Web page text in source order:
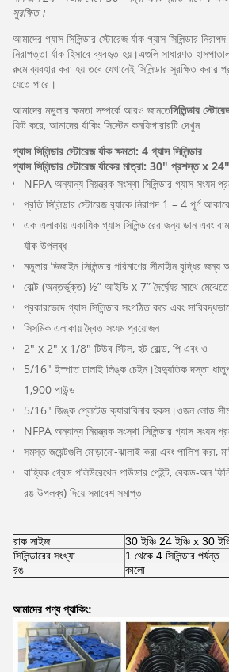
সুরক্ষিত।
আমাদের গ্যাস সিলিন্ডার স্টোরেজ র্যাক গ্যাস সিলিন্ডার
নিরাপত্তা র্যাক হিসাবে ব্যবহৃত হয়।এগুলি সাধারণত
রুমে ব্যবহার করা হয় তবে যেখানেই সিলিন্ডার সুরক্ষিত করার
যেতে পারে।
আমাদের মডুলার ক্ষমতা সম্পর্কে আরও জানতেসিলিন্ডার
ফিট করে, আমাদের র্যাকিং সিস্টেম কনফিগারারটি দেখুন
গ্যাস সিলিন্ডার স্টোরেজ র্যাক ক্ষমতা: 4 গ্যাস সিলিন্ডার
গ্যাস সিলিন্ডার স্টোরেজ র্যাকের মাত্রা: 30" প্রশস্ত x
NFPA অন্যান্য নিয়ন্ত্রক সংস্থা সিলিন্ডার গ্যাস সংযম
প্রতি সিলিন্ডার স্টোরেজ র‌্যাকে নিরাপদ 1 – 4 পূর্ণ
এক এলাকায় একাধিক গ্যাস সিলিন্ডারের জন্য ডান এবং
র্যাক উপলব্ধ
মডুলার ডিজাইন সিলিন্ডার পরিমাণের সীমাহীন বৃদ্ধির জন্য
বোল্ট (অন্তর্ভুক্ত) ½” আইডি x 7” দৈর্ঘ্যের সাথে
প্রকারভেদে গ্যাস সিলিন্ডার সংগঠিত করে এবং
সিসমিক এলাকায় দ্বৈত সংযম প্রয়োজন
2" x 2" x 1/8" টিউব স্টিল, হট রোল্ড, পি এবং ও
5/16" ইস্পাত ঢালাই লিঙ্ক চেইন।বৈদ্যুতিক দস্তা
1,900 পাউন্ড
5/16" জিঙ্ক প্লেটেড ক্যারাবিনার হুকস।ওজন লোড
NFPA অন্যান্য নিয়ন্ত্রক সংস্থা সিলিন্ডার গ্যাস সংযম
সমস্ত জয়েন্টগুলি মোড়ানো-ঝালাই করা এবং পালিশ করা,
বাহ্যিক গ্রেড পলিউরেথেন পাউডার পেইন্ট, বেকড-অন
রঙ উপলব্ধ) দিয়ে সমাবেশ সমাপ্ত
রাক সাইজ
30 ইঞ্চি 24 ইঞ্চি x 30
সিলিন্ডারের সংখ্যা
1 থেকে 4 সিলিন্ডার পর্যন্ত
রঙ
কালো
আমাদের পণ্য প্যাকিং: